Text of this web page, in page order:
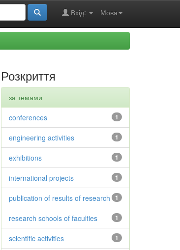
Мова
Вхід:
Розкриття
за темами
1
conferences
1
engineering activities
1
exhibitions
1
international projects
1
publication of results of research
1
research schools of faculties
1
scientific activities